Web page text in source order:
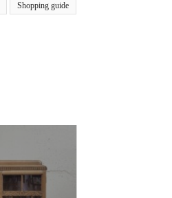
Shopping guide